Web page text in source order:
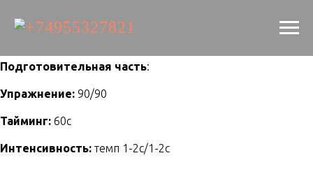
Подготовительная часть:
Упражнение: 90/90
Тайминг: 60с
Интенсивность: темп 1-2с/1-2с